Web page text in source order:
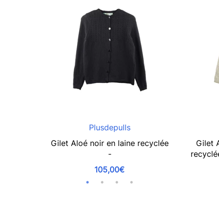
Plusdepulls
Gilet Aloé noir en laine recyclée
-
105,00€
Gilet